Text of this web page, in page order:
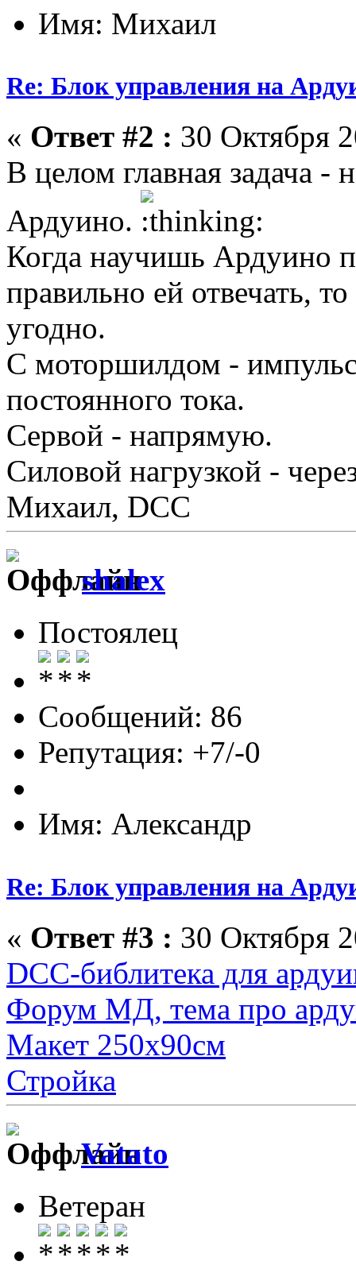
Имя: Михаил
Re: Блок управления на
« Ответ #2 : 30 Октября
В целом главная задача -
Ардуино.
Когда научишь Ардуино
правильно ей отвечать,
угодно.
С моторшилдом -
постоянного тока.
Сервой - напрямую.
Силовой нагрузкой -
Михаил, DCC
shalex
Постоялец
Сообщений: 86
Репутация: +7/-0
Имя: Александр
Re: Блок управления на
« Ответ #3 : 30 Октября
DCC-библитека для
Форум МД, тема про
Макет 250х90см
Стройка
Vatato
Ветеран